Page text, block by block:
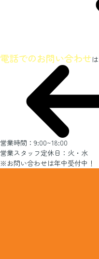
電話でのお問い合わせ
営業時間：9:00~18:00
営業スタッフ定休日：火・水
※お問い合わせは年中受付中！